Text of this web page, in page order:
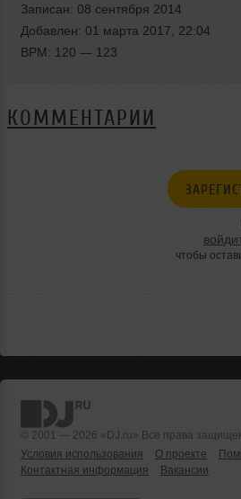
Записан: 08 сентября 2014
Добавлен: 01 марта 2017, 22:04
BPM: 120 — 123
КОММЕНТАРИИ
чтобы
© 2001 — 2026 «DJ.ru» Все права
Условия использования
О проекте
Контактная информация
Вакансии